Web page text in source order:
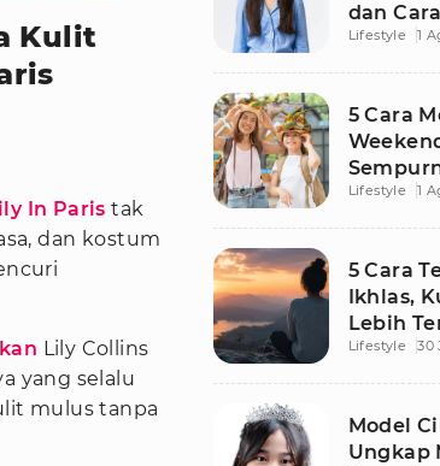
Kulit
In Paris tak
dan kostum
Lily Collins
yang selalu
mulus tanpa
dan Cara
Lifestyle 1
5 Cara
Pikiran
Lifestyle 1
5 Cara
Ikhlas,
Lebih
Bahagia
Lifestyle 30
Model
Ungkap